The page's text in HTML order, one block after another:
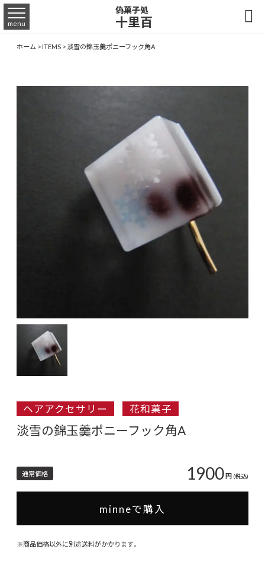
偽菓子処
十里百
menu 
ホーム>ITEMS>淡雪の錦玉羹ポニーフック角A
ヘアアクセサリー 花和菓子
淡雪の錦玉羹ポニーフック角A
通常価格 1900円 (税込)
minneで購入
※商品価格以外に別途送料がかかります。